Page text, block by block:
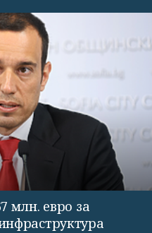
млн. евро за